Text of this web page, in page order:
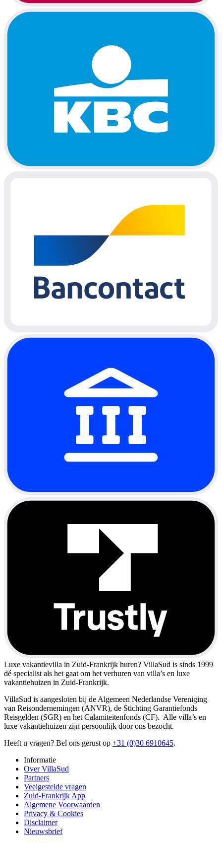
Luxe vakantievilla in Zuid-Frankrijk huren? VillaSud is sinds 1999
dé specialist als het gaat om het verhuren van villa’s en luxe
vakantiehuizen in Zuid-Frankrijk.
VillaSud is aangesloten bij de Algemeen Nederlandse Vereniging
van Reisondernemingen (ANVR), de Stichting Garantiefonds
Reisgelden (SGR) en het Calamiteitenfonds (CF). Alle villa’s en
luxe vakantiehuizen zijn persoonlijk door ons bezocht.
Heeft u vragen? Bel ons gerust op +31 (0)30 6910645.
Informatie
Over VillaSud
Partners
Veelgestelde vragen
Zuid-Frankrijk App
Algemene Voorwaarden
Privacy & Cookies
Disclaimer
Nieuwsbrief